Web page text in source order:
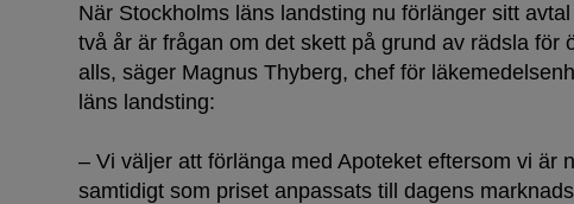
När Stockholms läns landsting nu förlänger sitt
två år är frågan om det skett på grund av rädsla för
alls, säger Magnus Thyberg, chef för
läns landsting:
– Vi väljer att förlänga med Apoteket eftersom vi är
samtidigt som priset anpassats till dagens